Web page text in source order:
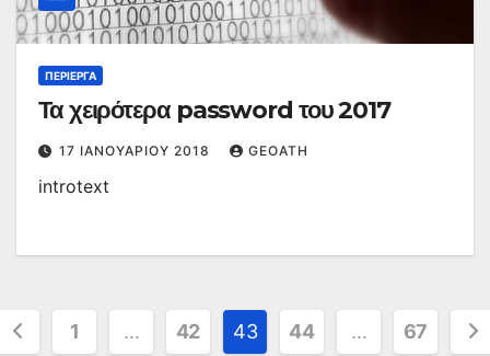
ΠΕΡΊΕΡΓΑ
Τα χειρότερα password του 2017
17 ΙΑΝΟΥΑΡΊΟΥ 2018 GEOATH
introtext
1 … 42 43 44 … 67